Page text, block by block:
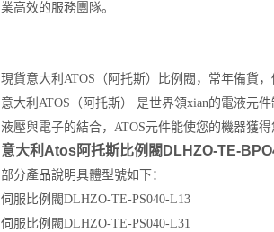
業高效的服務團隊。
現貨意大利 ATOS （阿托斯）比例閥，常年備貨
意大利 ATOS （阿托斯） 是世界領xian的電液元
液壓與電子的結合， ATOS元件能使您的機器獲
意大利Atos阿托斯比例閥DLHZO-TE-
部分產品說明具體型號如下：
伺服比例閥DLHZO-TE-PS040-L13
伺服比例閥DLHZO-TE-PS040-L31